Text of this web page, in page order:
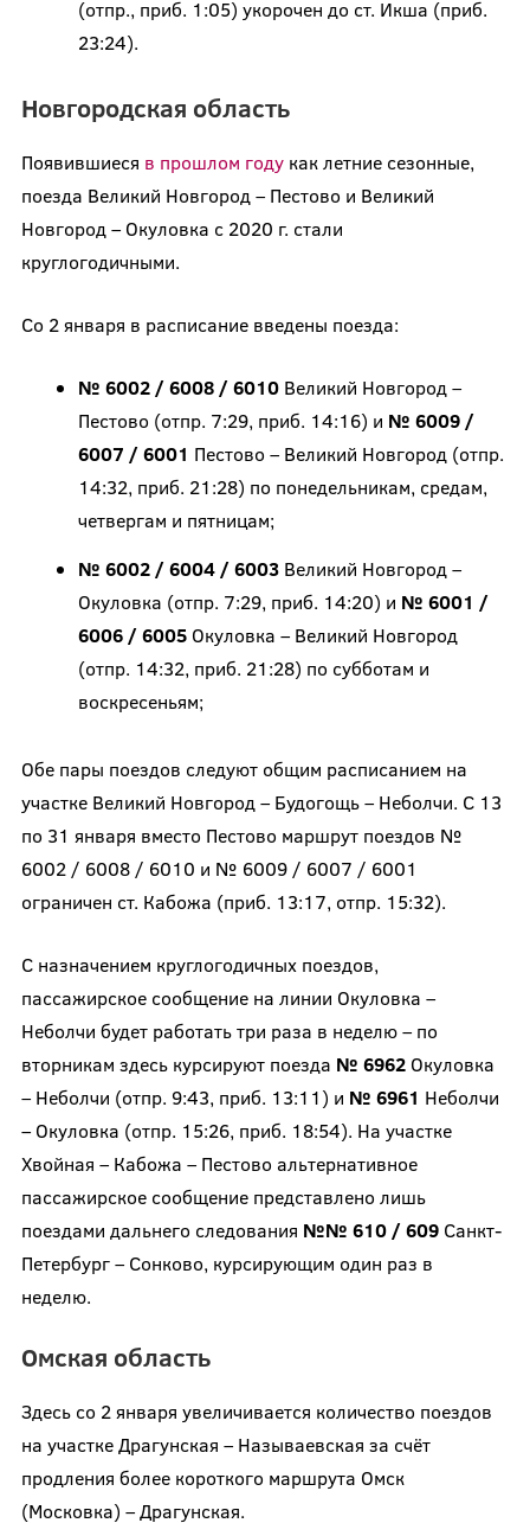
(отпр., приб. 1:05) укорочен до ст. Икша (приб.
23:24).
Новгородская область
Появившиеся в прошлом годукак летние сезонные,
поезда Великий Новгород – Пестово и Великий
Новгород – Окуловка с 2020 г. стали
круглогодичными.
Со 2 января в расписание введены поезда:
№ 6002 / 6008 / 6010Великий Новгород –
Пестово (отпр. 7:29, приб. 14:16) и № 6009 /
6007 / 6001 Пестово – Великий Новгород (отпр.
14:32, приб. 21:28) по понедельникам, средам,
четвергам и пятницам;
№ 6002 / 6004 / 6003Великий Новгород –
Окуловка (отпр. 7:29, приб. 14:20) и № 6001 /
6006 / 6005Окуловка – Великий Новгород
(отпр. 14:32, приб. 21:28) по субботам и
воскресеньям;
Обе пары поездов следуют общим расписанием на
участке Великий Новгород – Будогощь – Неболчи. С 13
по 31 января вместо Пестово маршрут поездов №
6002 / 6008 / 6010 и № 6009 / 6007 / 6001
ограничен ст. Кабожа (приб. 13:17, отпр. 15:32).
С назначением круглогодичных поездов,
пассажирское сообщение на линии Окуловка –
Неболчи будет работать три раза в неделю – по
вторникам здесь курсируют поезда № 6962Окуловка
– Неболчи (отпр. 9:43, приб. 13:11) и № 6961 Неболчи
– Окуловка (отпр. 15:26, приб. 18:54). На участке
Хвойная – Кабожа – Пестово альтернативное
пассажирское сообщение представлено лишь
поездами дальнего следования №№ 610 / 609Санкт-
Петербург – Сонково, курсирующим один раз в
неделю.
Омская область
Здесь со 2 января увеличивается количество поездов
на участке Драгунская – Называевская за счёт
продления более короткого маршрута Омск
(Московка) – Драгунская.